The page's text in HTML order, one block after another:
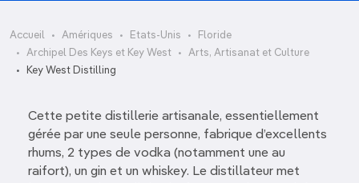
Accueil Amériques Etats-Unis
Floride
Archipel Des Keys et Key West
Arts, Artisanat et Culture
Key West Distilling
Cette petite distillerie artisanale, essentiellement
gérée par une seule personne, fabrique d’excellents
rhums, 2 types de vodka (notamment une au
raifort), un gin et un whiskey. Le distillateur met